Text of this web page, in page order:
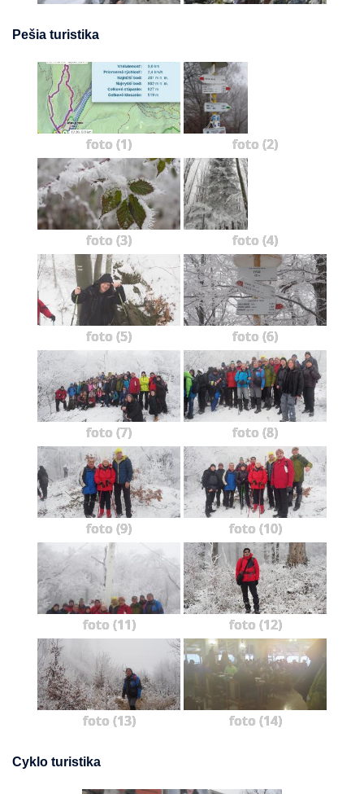
Pešia turistika
foto (1) foto (2)
foto (3) foto (4)
foto (5) foto (6)
foto (7) foto (8)
foto (9) foto (10)
foto (11) foto (12)
foto (13) foto (14)
Cyklo turistika